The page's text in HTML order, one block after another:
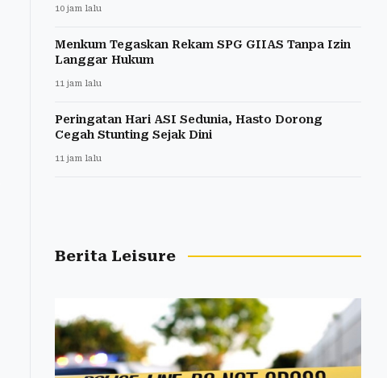
10 jam lalu
Menkum Tegaskan Rekam SPG GIIAS Tanpa Izin
Langgar Hukum
11 jam lalu
Peringatan Hari ASI Sedunia, Hasto Dorong
Cegah Stunting Sejak Dini
11 jam lalu
Berita Leisure